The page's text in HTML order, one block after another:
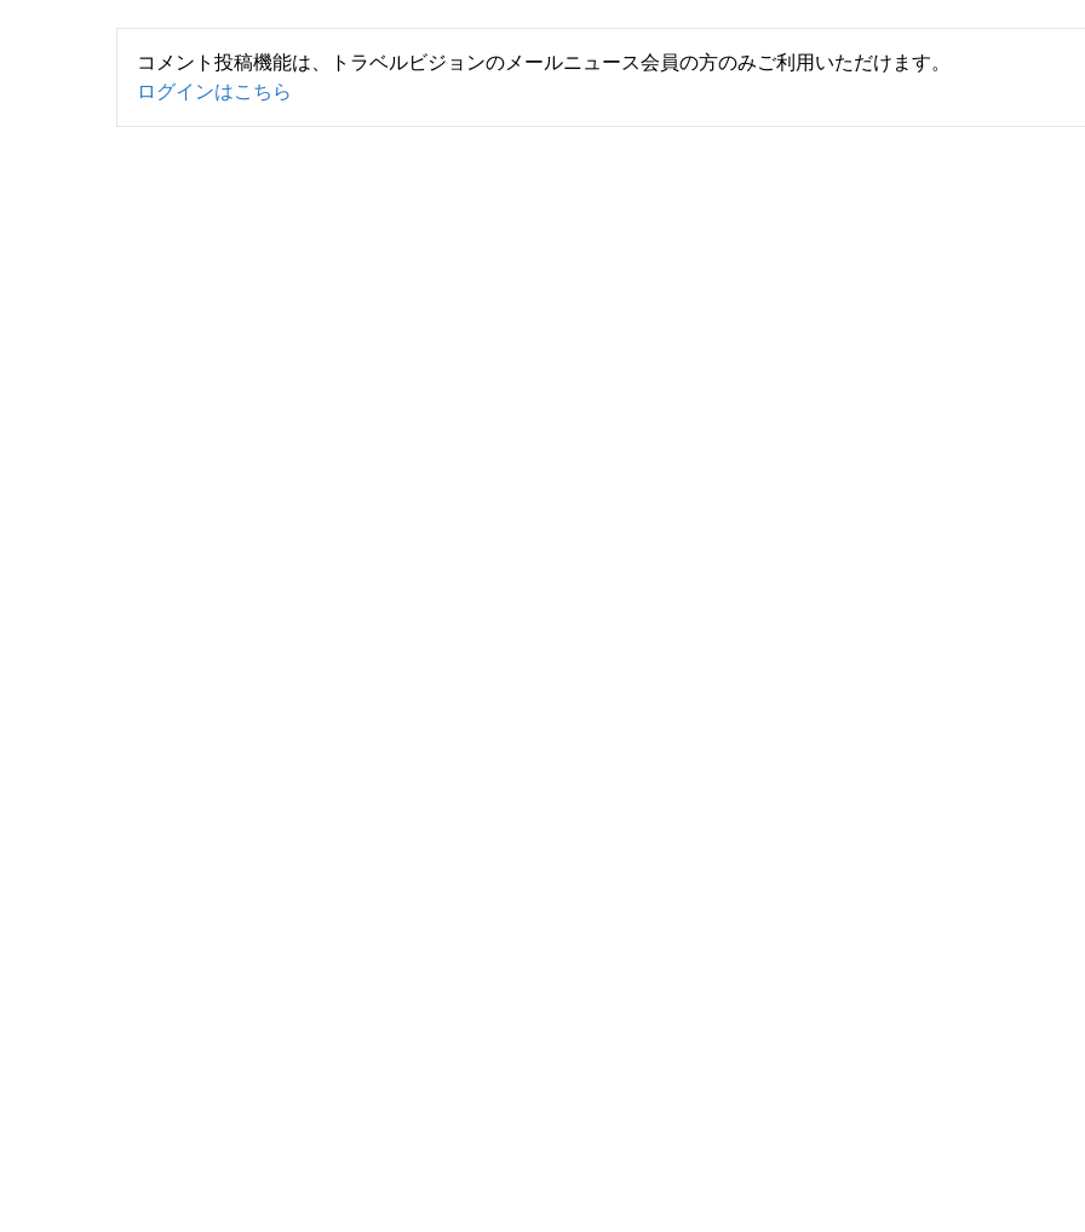
コメント投稿機能は、トラベルビジョンのメールニュース会員の方のみご利用いただけます。
ログインはこちら